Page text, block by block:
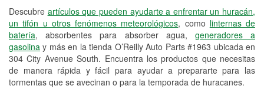
Descubre artículos que pueden ayudarte a enfrentar un huracán,
un tifón u otros fenómenos meteorológicos, como linternas de
batería, absorbentes para absorber agua, generadores a
gasolina y más en la tienda O’Reilly Auto Parts #1963 ubicada en
304 City Avenue South. Encuentra los productos que necesitas
de manera rápida y fácil para ayudar a prepararte para las
tormentas que se avecinan o para la temporada de huracanes.